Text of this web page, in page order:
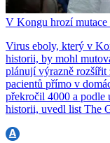
V Kongu hrozí mutace
Virus eboly, který v
historii, by mohl
plánují výrazně rozšířit
pacientů přímo v
překročil 4000 a podle
historii, uvedl list The